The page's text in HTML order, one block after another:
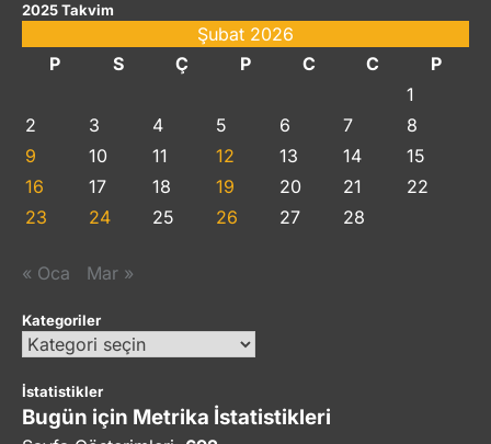
2025 Takvim
Şubat 2026
P
S Ç P C C
P
1
2
3 4 5 6 7
8
9
10 11 12 13 14
15
16
17 18 19 20 21
22
23
24 25 26 27 28
« Oca Mar »
Kategoriler
Kategoriler
İstatistikler
Bugün için Metrika İstatistikleri